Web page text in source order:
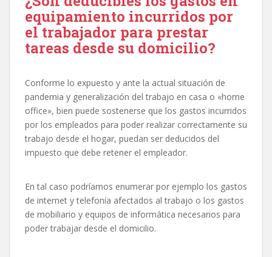
equipamiento incurridos por
el trabajador para prestar
tareas desde su domicilio?
Conforme lo expuesto y ante la actual situación de
pandemia y generalización del trabajo en casa o «home
office», bien puede sostenerse que los gastos incurridos
por los empleados para poder realizar correctamente su
trabajo desde el hogar, puedan ser deducidos del
impuesto que debe retener el empleador.
En tal caso podríamos enumerar por ejemplo los gastos
de internet y telefonía afectados al trabajo o los gastos
de mobiliario y equipos de informática necesarios para
poder trabajar desde el domicilio.